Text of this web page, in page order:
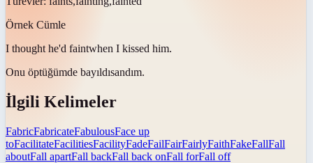
Örnek Cümle
I thought he'd faintwhen I kissed him.
Onu öptüğümde bayıldısandım.
İlgili Kelimeler
FabricFabricateFabulousFace up
toFacilitateFacilitiesFacilityFadeFailFairFairlyFaithFakeFallFall
aboutFall apartFall backFall back onFall forFall off